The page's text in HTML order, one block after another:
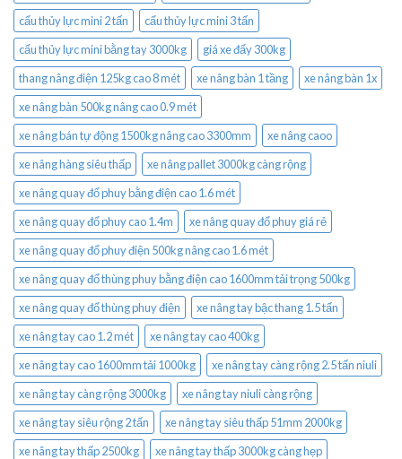
cẩu thủy lực mini 2 tấn
cẩu thủy lực mini 3 tấn
cẩu thủy lực mini bằng tay 3000kg
giá xe đẩy 300kg
thang nâng điện 125kg cao 8 mét
xe nâng bàn 1 tầng
xe nâng bàn 1x
xe nâng bàn 500kg nâng cao 0.9 mét
xe nâng bán tự động 1500kg nâng cao 3300mm
xe nâng caoo
xe nâng hàng siêu thấp
xe nâng pallet 3000kg càng rộng
xe nâng quay đổ phuy bằng điện cao 1.6 mét
xe nâng quay đổ phuy cao 1.4m
xe nâng quay đổ phuy giá rẻ
xe nâng quay đổ phuy điện 500kg nâng cao 1.6 mét
xe nâng quay đổ thùng phuy bằng điện cao 1600mm tải trọng 500kg
xe nâng quay đổ thùng phuy điện
xe nâng tay bậc thang 1.5 tấn
xe nâng tay cao 1.2 mét
xe nâng tay cao 400kg
xe nâng tay cao 1600mm tải 1000kg
xe nâng tay càng rộng 2.5 tấn niuli
xe nâng tay càng rộng 3000kg
xe nâng tay niuli càng rộng
xe nâng tay siêu rộng 2 tấn
xe nâng tay siêu thấp 51mm 2000kg
xe nâng tay thấp 2500kg
xe nâng tay thấp 3000kg càng hẹp